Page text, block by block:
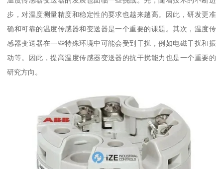
步，对温度测量精度和稳定性的要求也越来越高。因此，研发更准
确和可靠的温度传感器和变送器是一个重要的课题。其次，温度传
感器变送器在一些特殊环境中可能会受到干扰，例如电磁干扰和振
动等。因此，提高温度传感器变送器的抗干扰能力也是一个重要的
研究方向。